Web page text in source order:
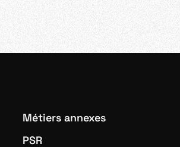
Métiers annexes
PSR